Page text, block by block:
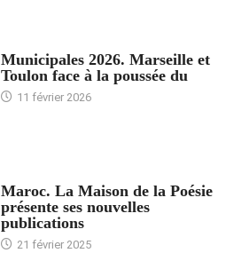
Municipales 2026. Marseille et
Toulon face à la poussée du
11 février 2026
Maroc. La Maison de la Poésie
présente ses nouvelles
publications
21 février 2025